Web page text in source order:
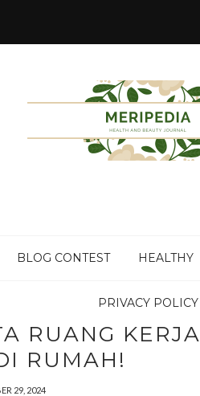
BLOG CONTEST HEALTHY
PRIVACY POLICY
RUANG KERJA
RUMAH!
29, 2024